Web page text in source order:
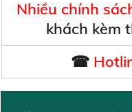
Nhiều chính
khách kèm
☎